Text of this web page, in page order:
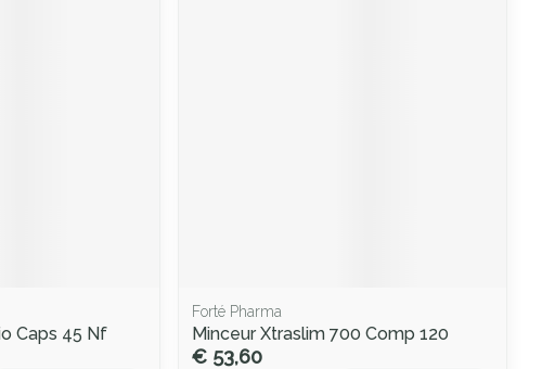
Caps 45 Nf
Forté Pharma
Minceur Xtraslim 700 Comp 120
€ 53,60